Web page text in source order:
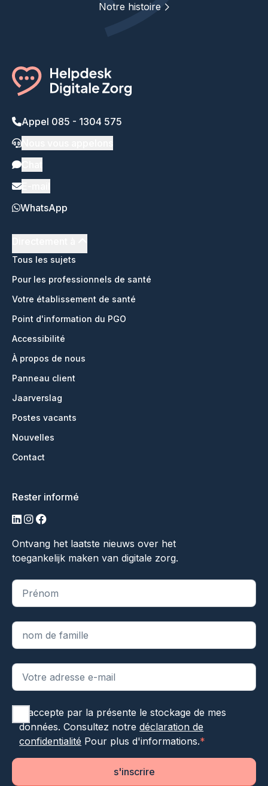
Notre histoire
Appel 085 - 1304 575
WhatsApp
Tous les sujets
Pour les professionnels de santé
Votre établissement de santé
Point d'information du PGO
Accessibilité
À propos de nous
Panneau client
Jaarverslag
Postes vacants
Nouvelles
Contact
Rester informé
LinkedIn
Instagram
Facebook
Ontvang het laatste nieuws over het
toegankelijk maken van digitale zorg.
"*" indique les champs obligatoires
J'accepte par la présente le stockage de mes
données. Consultez notredéclaration de
confidentialité Pour plus d'informations.*
s'inscrire